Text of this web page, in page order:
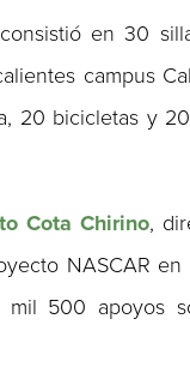
en 30
campus
20 bicicletas y
Cota Chirino,
NASCAR
500 apoyos